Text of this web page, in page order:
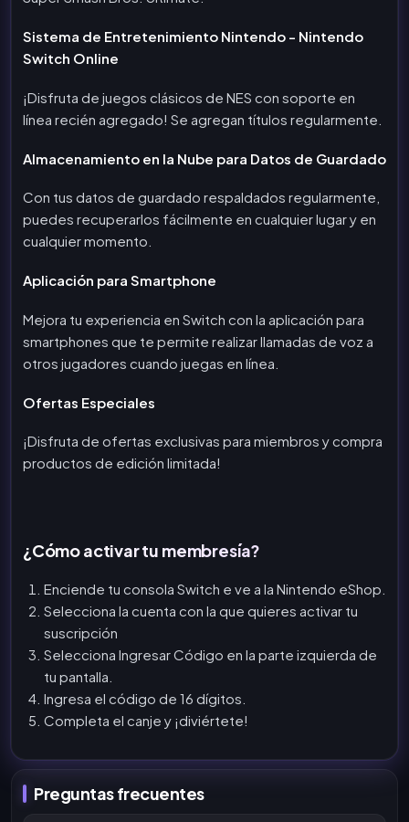
Sistema de Entretenimiento Nintendo - Nintendo
Switch Online
¡Disfruta de juegos clásicos de NES con soporte en
línea recién agregado! Se agregan títulos regularmente.
Almacenamiento en la Nube para Datos de Guardado
Con tus datos de guardado respaldados regularmente,
puedes recuperarlos fácilmente en cualquier lugar y en
cualquier momento.
Aplicación para Smartphone
Mejora tu experiencia en Switch con la aplicación para
smartphones que te permite realizar llamadas de voz a
otros jugadores cuando juegas en línea.
Ofertas Especiales
¡Disfruta de ofertas exclusivas para miembros y compra
productos de edición limitada!
¿Cómo activar tu membresía?
Enciende tu consola Switch e ve a la Nintendo eShop.
Selecciona la cuenta con la que quieres activar tu
suscripción
Selecciona Ingresar Código en la parte izquierda de
tu pantalla.
Ingresa el código de 16 dígitos.
Completa el canje y ¡diviértete!
Preguntas frecuentes